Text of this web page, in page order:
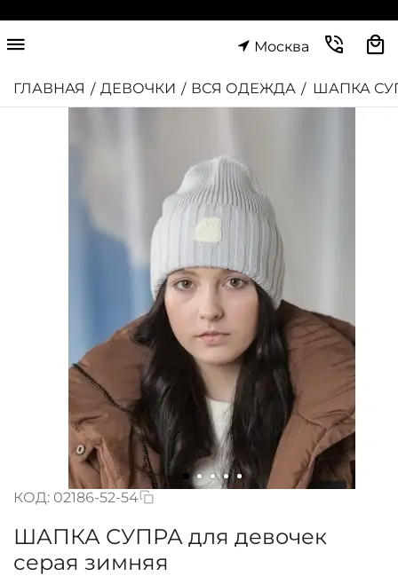
Москва
ГЛАВНАЯ / ДЕВОЧКИ / ВСЯ ОДЕЖДА / ШАПКА
КОД: 02186-52-54
ШАПКА СУПРА для девочек
серая зимняя